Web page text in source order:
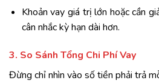
Khoản vay giá trị lớn hoặc cần
cân nhắc kỳ hạn dài hơn.
3. So Sánh Tổng Chi Phí Vay
Đừng chỉ nhìn vào số tiền phải trả